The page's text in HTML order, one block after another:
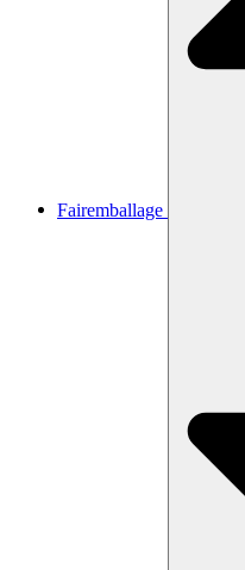
Fairemballage